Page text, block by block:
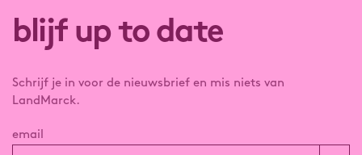
blijf up to date
Schrijf je in voor de nieuwsbrief en mis niets van
LandMarck.
email